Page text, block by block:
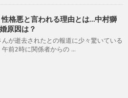
格悪と言われる理由とは…中村獅
原因は？
が逝去されたとの報道に少々驚いている
前2時に関係者からの ...